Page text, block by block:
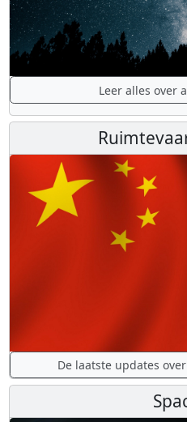
Leer alles over
De laatste updates